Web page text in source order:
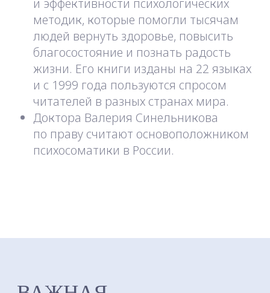
МЕСТО ПРОВЕДЕНИЯ
СЕМИНАРА
Центр «Светоч» расположен
недалеко от моря в живописной